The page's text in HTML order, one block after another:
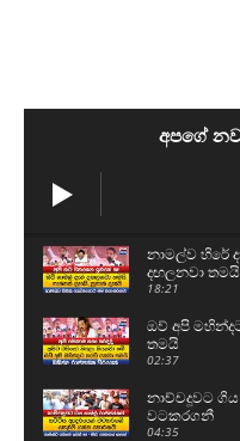
අපගේ
නාමල්ව හිරේ
දඟලනවා තමයි
18:21
ඔව් අපි
තමයි
02:37
නාච්චදූවට
වටකරගනී
04:35